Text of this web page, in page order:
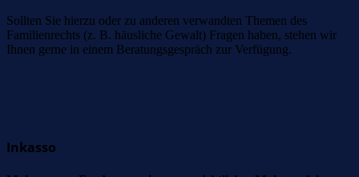
Sollten Sie hierzu oder zu anderen verwandten Themen des
Familienrechts (z. B. häusliche Gewalt) Fragen haben, stehen wir
Ihnen gerne in einem Beratungsgespräch zur Verfügung.
Inkasso